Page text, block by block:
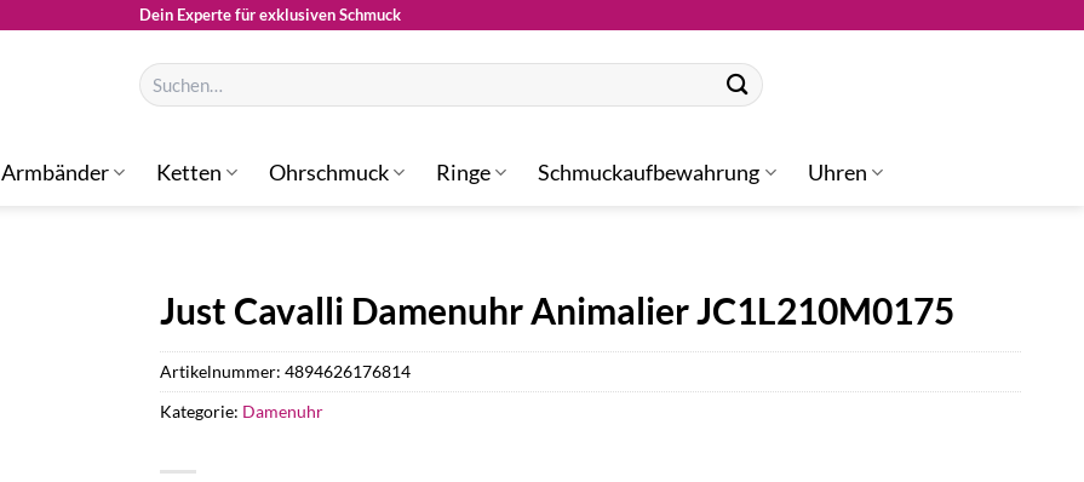
Dein Experte für exklusiven Schmuck
Suchen
nach:
Armbänder Ketten Ohrschmuck Ringe Schmuckaufbewahrung Uhren
Just Cavalli Damenuhr Animalier JC1L210M0175
Artikelnummer:4894626176814
Kategorie: Damenuhr